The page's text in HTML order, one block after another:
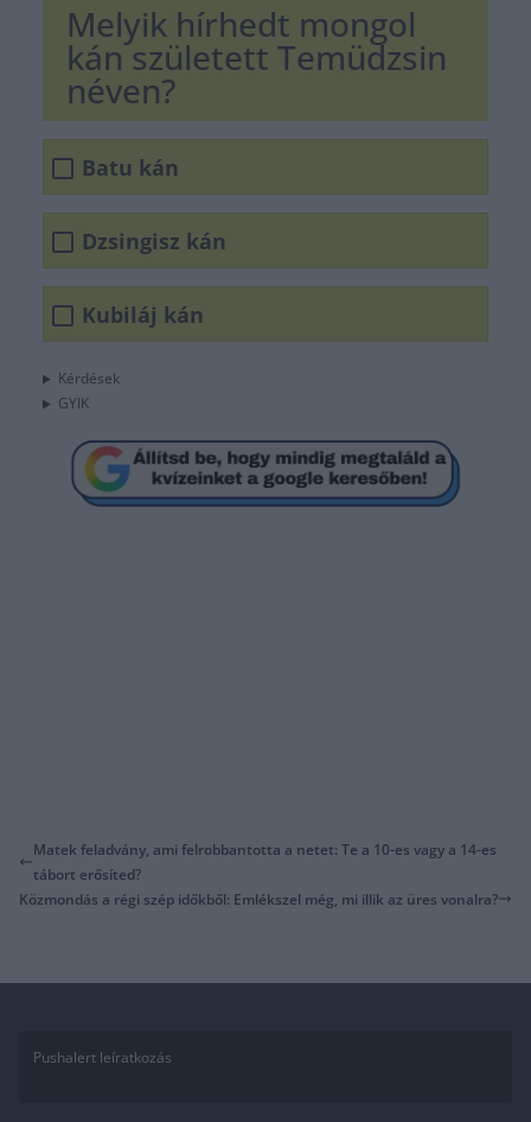
Melyik hírhedt mongol
kán született Temüdzsin
néven?
Batu kán
Dzsingisz kán
Kubiláj kán
Kérdések
GYIK
Matek feladvány, ami felrobbantotta a netet: Te a 10-es vagy a 14-es
tábort erősíted?
Közmondás a régi szép időkből: Emlékszel még, mi illik az üres vonalra?
Pushalert leíratkozás